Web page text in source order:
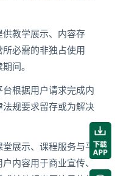
教学展示、内容存
必需的非独占使用
间。
根据用户请求完成内
规要求留存或为解决
展示、课程服务与平
内容用于商业宣传、